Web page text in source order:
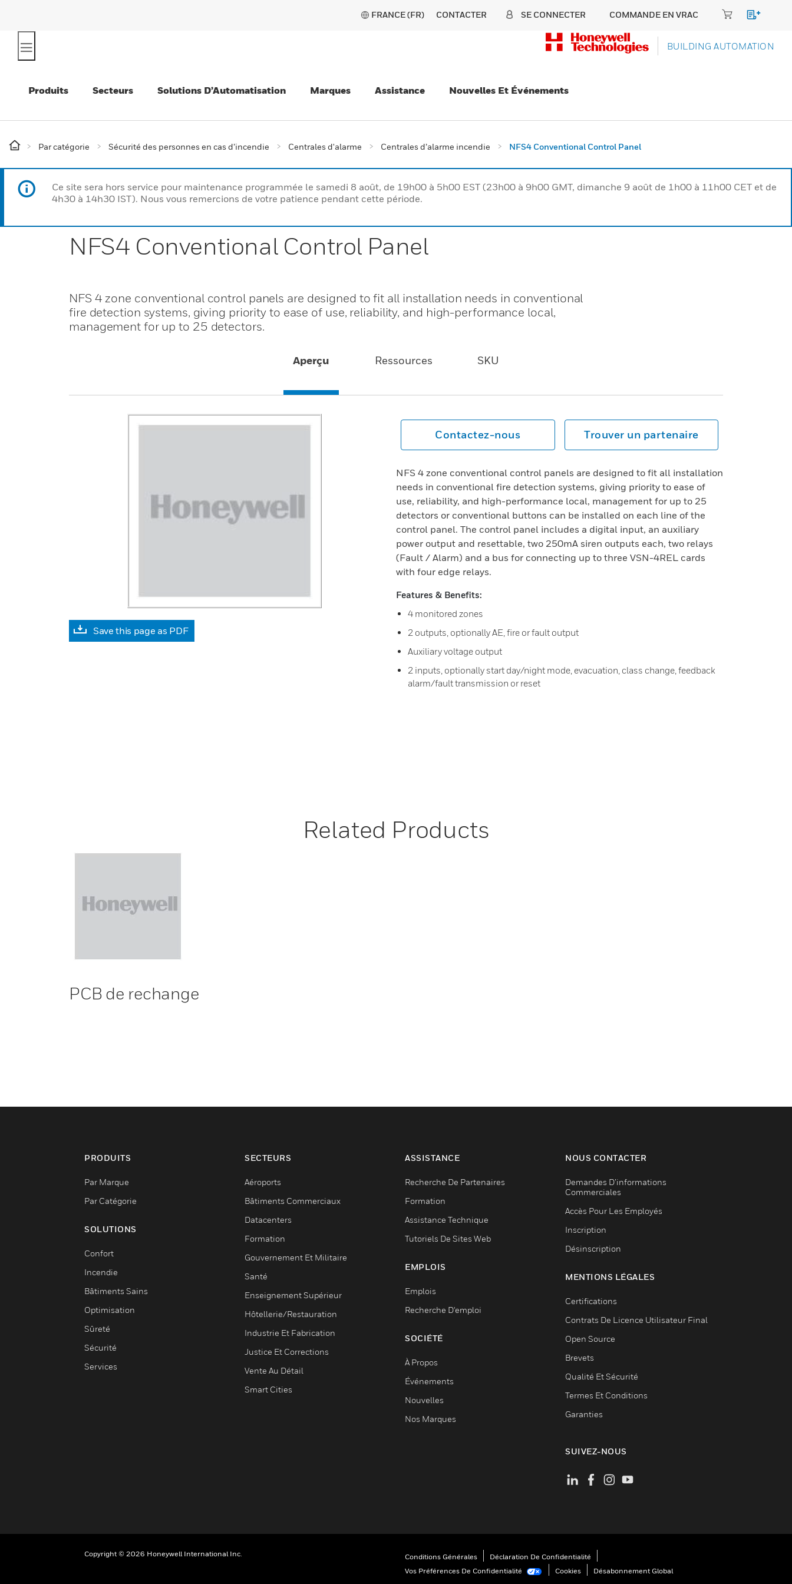
FRANCE (FR) CONTACTER SE CONNECTER COMMANDE EN VRAC
BUILDING AUTOMATION
Produits Secteurs Solutions D’Automatisation Marques Assistance Nouvelles Et Événements
Par catégorie Sécurité des personnes en cas d’incendie Centrales d'alarme Centrales d’alarme incendie NFS4 Conventional Control Panel
Ce site sera hors service pour maintenance programmée le samedi 8 août, de 19h00 à 5h00 EST (23h00 à 9h00 GMT, dimanche 9 août de 1h00 à 11h00 CET et de
4h30 à 14h30 IST). Nous vous remercions de votre patience pendant cette période.
NFS4 Conventional Control Panel
NFS 4 zone conventional control panels are designed to fit all installation needs in conventional
fire detection systems, giving priority to ease of use, reliability, and high-performance local,
management for up to 25 detectors.
Aperçu Ressources SKU
Save this page as PDF
Contactez-nous Trouver un partenaire
NFS 4 zone conventional control panels are designed to fit all installation
needs in conventional fire detection systems, giving priority to ease of
use, reliability, and high-performance local, management for up to 25
detectors or conventional buttons can be installed on each line of the
control panel. The control panel includes a digital input, an auxiliary
power output and resettable, two 250mA siren outputs each, two relays
(Fault / Alarm) and a bus for connecting up to three VSN-4REL cards
with four edge relays.
Features & Benefits:
4 monitored zones
2 outputs, optionally AE, fire or fault output
Auxiliary voltage output
2 inputs, optionally start day/night mode, evacuation, class change, feedback
alarm/fault transmission or reset
Related Products
PCB de rechange
PRODUITS
Par Marque
Par Catégorie
SOLUTIONS
Confort
Incendie
Bâtiments Sains
Optimisation
Sûreté
Sécurité
Services
SECTEURS
Aéroports
Bâtiments Commerciaux
Datacenters
Formation
Gouvernement Et Militaire
Santé
Enseignement Supérieur
Hôtellerie/Restauration
Industrie Et Fabrication
Justice Et Corrections
Vente Au Détail
Smart Cities
ASSISTANCE
Recherche De Partenaires
Formation
Assistance Technique
Tutoriels De Sites Web
EMPLOIS
Emplois
Recherche D'emploi
SOCIÉTÉ
À Propos
Événements
Nouvelles
Nos Marques
NOUS CONTACTER
Demandes D’informations
Commerciales
Accès Pour Les Employés
Inscription
Désinscription
MENTIONS LÉGALES
Certifications
Contrats De Licence Utilisateur Final
Open Source
Brevets
Qualité Et Sécurité
Termes Et Conditions
Garanties
SUIVEZ-NOUS
Copyright © 2026 Honeywell International Inc. Conditions Générales
Déclaration De Confidentialité
Vos Préférences De Confidentialité
Cookies Désabonnement Global